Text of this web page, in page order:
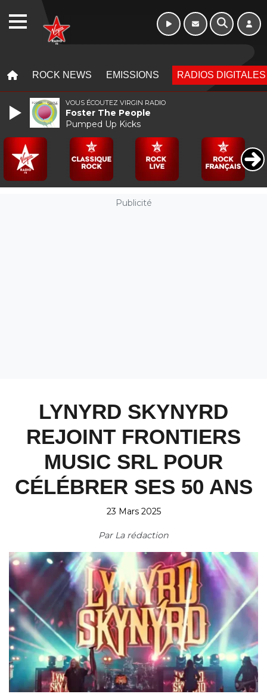
ROCK NEWS EMISSIONS RADIOS DIGITALES
Publicité
LYNYRD SKYNYRD
REJOINT FRONTIERS
MUSIC SRL POUR
CÉLÉBRER SES 50 ANS
23 Mars 2025
Par La rédaction
VOUS ÉCOUTEZ VIRGIN RADIO
Foster The People
Pumped Up Kicks
WEBRADIO